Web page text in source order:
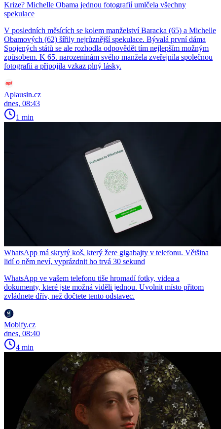
Krize? Michelle Obama jednou fotografií umlčela všechny
spekulace
V posledních měsících se kolem manželství Baracka (65) a Michelle
Obamových (62) šířily nejrůznější spekulace. Bývalá první dáma
Spojených států se ale rozhodla odpovědět tím nejlepším možným
způsobem. K 65. narozeninám svého manžela zveřejnila společnou
fotografii a připojila vzkaz plný lásky.
Aplausin.cz
dnes, 08:43
1 min
WhatsApp má skrytý koš, který žere gigabajty v telefonu. Většina
lidí o něm neví, vyprázdnit ho trvá 30 sekund
WhatsApp ve vašem telefonu tiše hromadí fotky, videa a
dokumenty, které jste možná viděli jednou. Uvolnit místo přitom
zvládnete dřív, než dočtete tento odstavec.
Mobify.cz
dnes, 08:40
4 min